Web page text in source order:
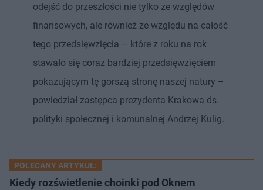
odejść do przeszłości nie tylko ze względów
finansowych, ale również ze względu na całość
tego przedsięwzięcia – które z roku na rok
stawało się coraz bardziej przedsięwzięciem
pokazującym tę gorszą stronę naszej natury –
powiedział zastępca prezydenta Krakowa ds.
polityki społecznej i komunalnej Andrzej Kulig.
POLECANY ARTYKUŁ:
Kiedy rozświetlenie choinki pod Oknem